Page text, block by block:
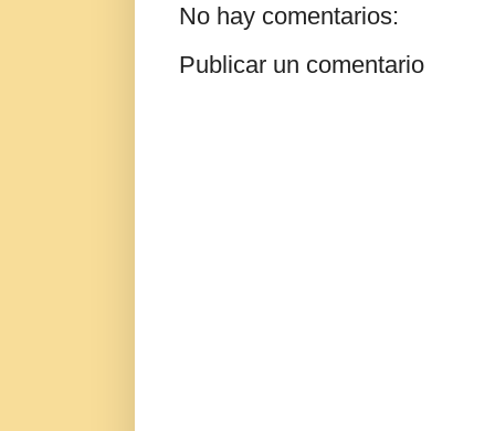
No hay comentarios:
Publicar un comentario